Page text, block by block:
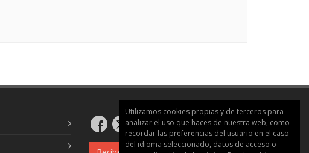
Utilizamos cookies propias y de terceros para
analizar el uso que haces de nuestra web, como
recordar las preferencias del usuario en el caso
del idioma seleccionado, datos de acceso o